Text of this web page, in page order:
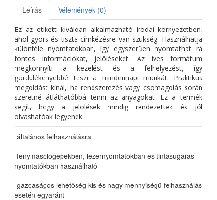
Leírás Vélemények (0)
Ez az etikett kiválóan alkalmazható irodai környezetben,
ahol gyors és tiszta címkézésre van szükség. Használhatja
különféle nyomtatókban, így egyszerűen nyomtathat rá
fontos információkat, jelöléseket. Az íves formátum
megkönnyíti a kezelést és a felhelyezést, így
gördülékenyebbé teszi a mindennapi munkát. Praktikus
megoldást kínál, ha rendszerezés vagy csomagolás során
szeretné átláthatóbbá tenni az anyagokat. Ez a termék
segít, hogy a jelölések mindig rendezettek és jól
olvashatóak legyenek.
-általános felhasználásra
-fénymásológépekben, lézernyomtatókban és tintasugaras
nyomtatókban használható
-gazdaságos lehetőség kis és nagy mennyiségű felhasználás
esetén egyaránt